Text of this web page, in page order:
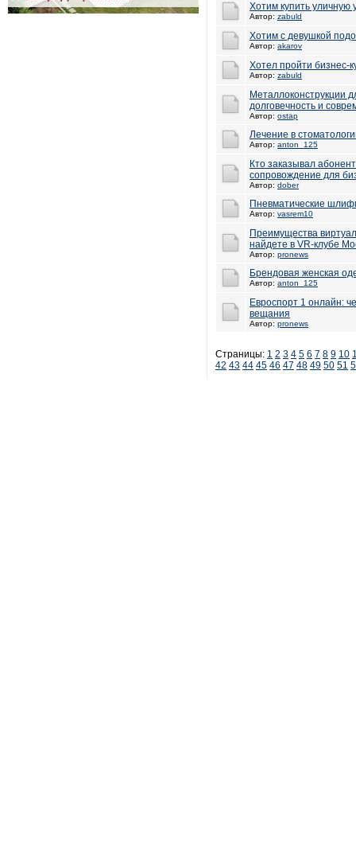
Хотим купить уличную
Автор: zabuld
Хотим с девушкой
Автор: akarov
Хотел пройти бизнес-
Автор: zabuld
Металлоконструкции
долговечность и
Автор: ostap
Лечение в
Автор: anton_125
Кто заказывал
сопровождение для
Автор: dober
Пневматические
Автор: vasrem10
Преимущества
найдете в VR-клубе
Автор: pronews
Брендовая женская
Автор: anton_125
Евроспорт 1 онлайн:
вещания
Автор: pronews
Страницы: 1 2 3 4 5 6 7 8 9 10
42 43 44 45 46 47 48 49 50 51